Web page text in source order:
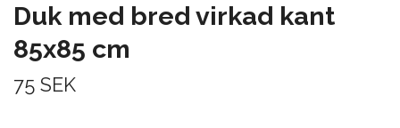
Duk med bred virkad kant
85x85 cm
75 SEK